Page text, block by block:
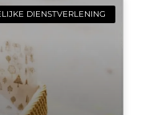
DIENSTVERLENING